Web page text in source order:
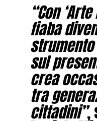
“Con
fiaba
sul
crea
tra
cittadini”,